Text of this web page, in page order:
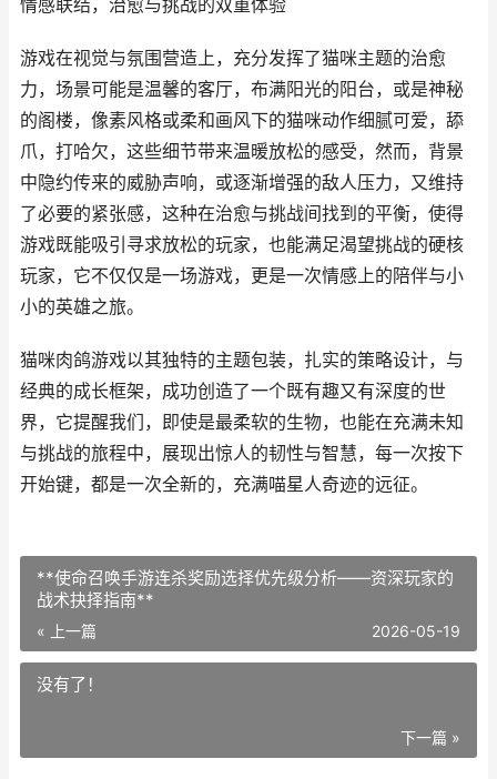
情感联结，治愈与挑战的双重体验
游戏在视觉与氛围营造上，充分发挥了猫咪主题的治愈
力，场景可能是温馨的客厅，布满阳光的阳台，或是神秘
的阁楼，像素风格或柔和画风下的猫咪动作细腻可爱，舔
爪，打哈欠，这些细节带来温暖放松的感受，然而，背景
中隐约传来的威胁声响，或逐渐增强的敌人压力，又维持
了必要的紧张感，这种在治愈与挑战间找到的平衡，使得
游戏既能吸引寻求放松的玩家，也能满足渴望挑战的硬核
玩家，它不仅仅是一场游戏，更是一次情感上的陪伴与小
小的英雄之旅。
猫咪肉鸽游戏以其独特的主题包装，扎实的策略设计，与
经典的成长框架，成功创造了一个既有趣又有深度的世
界，它提醒我们，即使是最柔软的生物，也能在充满未知
与挑战的旅程中，展现出惊人的韧性与智慧，每一次按下
开始键，都是一次全新的，充满喵星人奇迹的远征。
**使命召唤手游连杀奖励选择优先级分析——资深玩家的
战术抉择指南**
« 上一篇 2026-05-19
没有了！
下一篇 »